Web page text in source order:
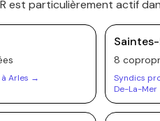
est particulièrement actif
s
Arles →
8
Syndics
De-La-Mer